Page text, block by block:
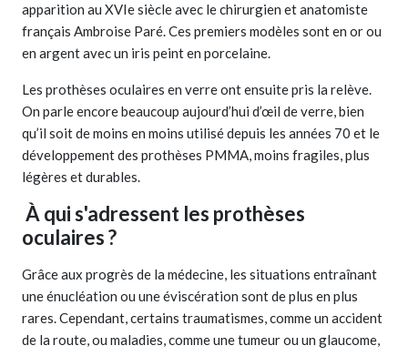
apparition au XVIe siècle avec le chirurgien et anatomiste
français Ambroise Paré. Ces premiers modèles sont en or ou
en argent avec un iris peint en porcelaine.
Les prothèses oculaires en verre ont ensuite pris la relève.
On parle encore beaucoup aujourd’hui d’œil de verre, bien
qu’il soit de moins en moins utilisé depuis les années 70 et le
développement des prothèses PMMA, moins fragiles, plus
légères et durables.
À qui s'adressent les prothèses
oculaires ?
Grâce aux progrès de la médecine, les situations entraînant
une énucléation ou une éviscération sont de plus en plus
rares. Cependant, certains traumatismes, comme un accident
de la route, ou maladies, comme une tumeur ou un glaucome,